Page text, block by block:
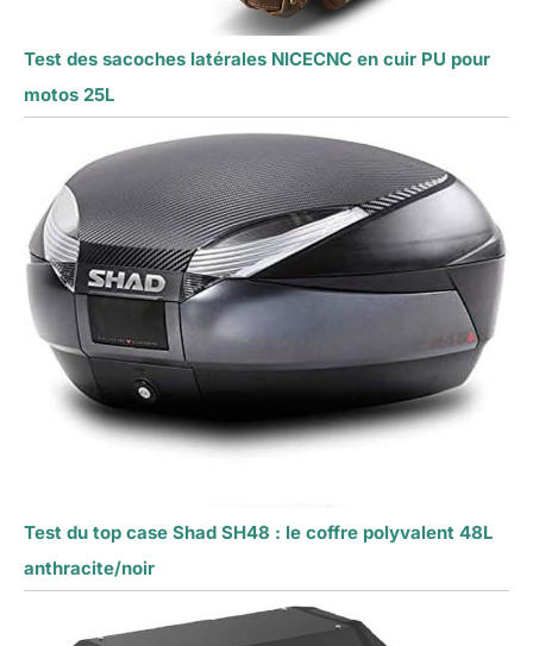
Test des sacoches latérales NICECNC en cuir PU pour
motos 25L
Test du top case Shad SH48 : le coffre polyvalent 48L
anthracite/noir